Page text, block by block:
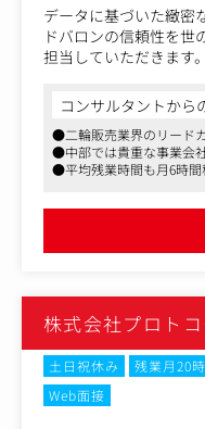
データに基づいた緻密
ドバロンの信頼性を世
担当していただきます。
としてのブランド価値
一気通貫のコミュニケ
す。
＜業務一例＞
様と共に、コンテンツ
■広報・PR：業界
コンサルタントから
●二輪販売業界のリード
●中部では貴重な事業会
●平均残業時間も月6時
株式会社プロト
土日祝休み 残業月20
Web面接